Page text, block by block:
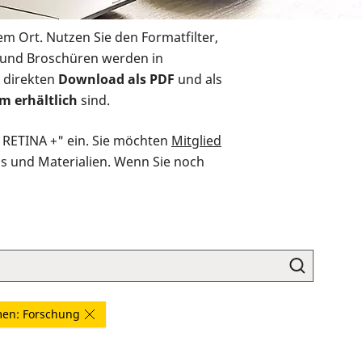
Ort. Nutzen Sie den Formatfilter,
Broschüren werden in
direkten Download als PDF und als
erhältlich sind.
+" ein. Sie möchten Mitglied
und Materialien. Wenn Sie noch
Forschung